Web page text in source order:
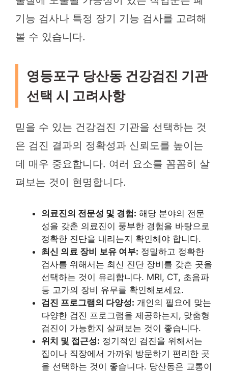
기능 검사나 특정 장기 기능 검사를 고려해
볼 수 있습니다.
영등포구 당산동 건강검진 기관
선택 시 고려사항
믿을 수 있는 건강검진 기관을 선택하는 것
은 검진 결과의 정확성과 신뢰도를 높이는
데 매우 중요합니다. 여러 요소를 꼼꼼히 살
펴보는 것이 현명합니다.
의료진의 전문성 및 경험: 해당 분야의 전문
성을 갖춘 의료진이 풍부한 경험을 바탕으로
정확한 진단을 내리는지 확인해야 합니다.
최신 의료 장비 보유 여부: 정밀하고 정확한
검사를 위해서는 최신 진단 장비를 갖춘 곳을
선택하는 것이 유리합니다. MRI, CT, 초음파
등 고가의 장비 유무를 확인해보세요.
검진 프로그램의 다양성: 개인의 필요에 맞는
다양한 검진 프로그램을 제공하는지, 맞춤형
검진이 가능한지 살펴보는 것이 좋습니다.
위치 및 접근성: 정기적인 검진을 위해서는
집이나 직장에서 가까워 방문하기 편리한 곳
을 선택하는 것이 좋습니다. 당산동은 교통이